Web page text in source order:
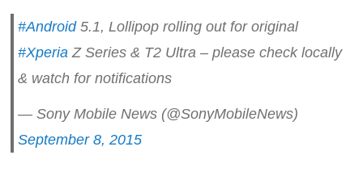
#Android5.1, Lollipop rolling out for original
#Xperia Z Series & T2 Ultra – please check locally
& watch for notifications
— Sony Mobile News (@SonyMobileNews)
September 8, 2015